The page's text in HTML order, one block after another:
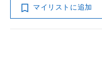
マイリストに追加